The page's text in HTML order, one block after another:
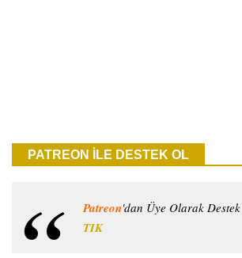
PATREON İLE DESTEK OL
Patreon'dan Üye Olarak
TIK